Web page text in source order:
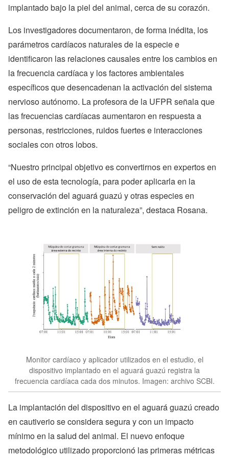
implantado bajo la piel del animal, cerca de su corazón.
Los investigadores documentaron, de forma inédita, los
parámetros cardíacos naturales de la especie e
identificaron las relaciones causales entre los cambios en
la frecuencia cardíaca y los factores ambientales
específicos que desencadenan la activación del sistema
nervioso autónomo. La profesora de la UFPR señala que
las frecuencias cardíacas aumentaron en respuesta a
personas, restricciones, ruidos fuertes e interacciones
sociales con otros lobos.
“Nuestro principal objetivo es convertirnos en expertos en
el uso de esta tecnología, para poder aplicarla en la
conservación del aguará guazú y otras especies en
peligro de extinción en la naturaleza”, destaca Rosana.
Monitor cardíaco y aplicador utilizados en el estudio, el
dispositivo implantado en el aguará guazú registra la
frecuencia cardíaca cada dos minutos. Imagen: archivo SCBI.
La implantación del dispositivo en el aguará guazú creado
en cautiverio se considera segura y con un impacto
mínimo en la salud del animal. El nuevo enfoque
metodológico utilizado proporcionó las primeras métricas